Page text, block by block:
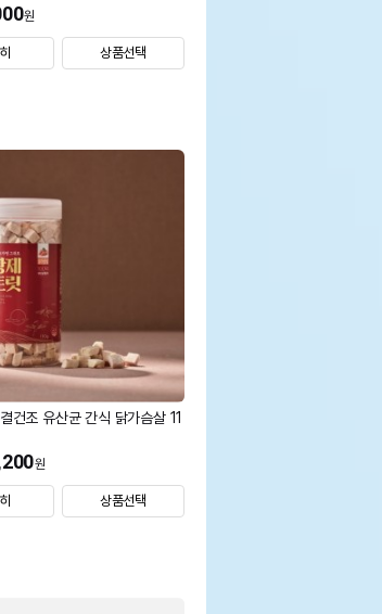
원
상품선택
건조 유산균 간식 닭가슴살 11
원
상품선택